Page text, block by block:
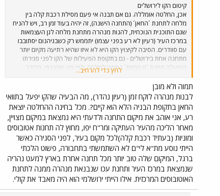
קיטום הקו לירושלים
אכן, החלטה אומללה. גם אם תבנה אי פעם מסילת רכבת קלה בין
מלחה לתחנת ´החאן´ (התחנה הישנה), זה יהיה בעוד זמן רב, ויש להניח
שגם התוכנית הנוכחית, להנות מנהרה מתחנת מלחה לגן העצמאות
במרכז העיר (רעיון לא רע בפני עצמו) יתממש רק כשבגיהנום יסתובבו
עם סוודרים. הסיבה לקיצוץ הקו היא לא איזו שהיא רתיעה מקיום יותר
מתחנה אחת בירושלים - גם בתקופת הפעילות של הקו לפני סגירתו
הופעלה תחנת ´גן החיות´ בסמוך למלחה. לפי מה שהבנתי, מדובר
בלחץ שהפעיל אולמרט על הממשלה, שהורתה לרכבת ישראל לעשות
את השינוי. יש הרבה ירושלמים שאומרים היום שאולמרט חומד בצע
ורוצה לבנות במתחם התחנה ההיסטורית קניון עם מסוף תחבורה. מי
שחושב שבאמת ייעשה מאמץ, כמו שעיריית ירושלים טוענת, לשמר
היטב אפילו את מבנה התחנה ההיסטורי עצמו (ללא שאר המבנים
ההיסטוריים מסביב) מוזמן לבקר בתחנות רחובות ובית שמש ולבדוק מה
קרה שןם למבנים ההיסטוריים שהובטח ש-´ישומרו´. כמובן שישנה
התנגדות רבה לשינוי התוכנית, ושמעתי אפילו בכירים ברכבת עצמה
מקטרים קשות על זה, למרות שכשחושבים על זה, זה ייקצר בכמה דקות
את זמן הנסיעה הרשמי... אני לא ירושלמי, אבל מבחינת המפה נראה לי
די ברור שהרחקת התחנה כל-כך ממרכז העיר (אני מזכיר - אף אחד
עדיין לא מימן את בניית המנהרה אל גן העצמאות) יקטול באופן די יעיל
את כל האטרקטיביות הפוטנציאלית של הקו, שמלכתחילה לא כל-כך
טובה - זמן הנסיעה יהיה כשעה ועשרים מ-´הגנה´ ל-´מלחה´, כולל
לחץ כדי להרחיב...
תמוה ולא מובן
לבנות מנהרה לוקח זמן (רעיון נהדר), מה הבעיה שהקו יפעל בתוואי
החאן בתקופת הבניה הלא הוא קיים?. מכל בחינה ההחלטה יוצאת
רע, אני אוהב את מיקום התחנה ולדעתי היא נמצאת במיקום מצויין,
מאחר הליכה מהעיר העתיקה ומר"ח יפו, מחוץ לה תחנות אטובוסים
ומוניות (בעתיד רכבת קלה)לכל מקום בעיר, לפני הסגירה כאשר
הייתי נוסע מת"א לי"ם לא השתמשתי בתחבורה, פשוט הלכתי
ברגל, המיקום שלה טוב יותר מכל תחנה אחרת בארץ למעט נהריה
שנמצאת במרכז העיר ותחנת עכו שנבנאת מנהרה ממנה לתחנת
האוטובוסים המרכזית. אילו הייתי ירושלמי הוא היה מאבד את קולי.